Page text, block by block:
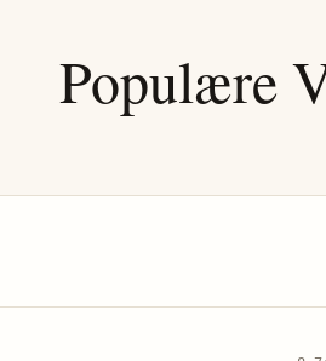
Populære